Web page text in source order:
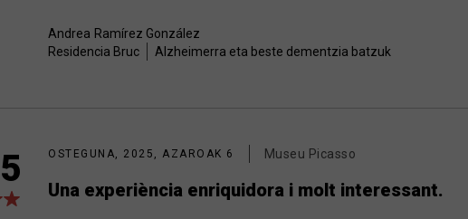
Andrea Ramírez González
Residencia Bruc
Alzheimerra eta beste dementzia batzuk
5 OSTEGUNA, 2025, AZAROAK 6 Museu Picasso
Una experiència enriquidora i molt interessant.